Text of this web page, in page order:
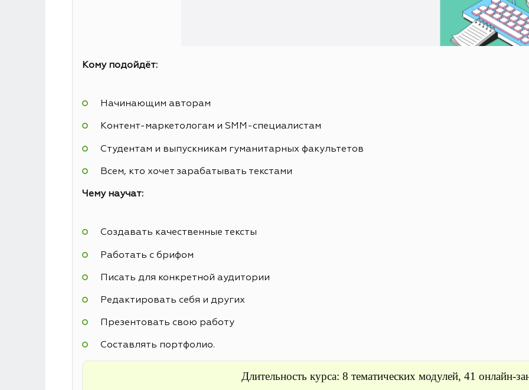
Кому подойдёт:
Начинающим авторам
Контент-маркетологам и SMM-специалистам
Студентам и выпускникам гуманитарных факультетов
Всем, кто хочет зарабатывать текстами
Чему научат:
Создавать качественные тексты
Работать с брифом
Писать для конкретной аудитории
Редактировать себя и других
Презентовать свою работу
Составлять портфолио.
Длительность курса: 8 тематических модулей, 41 онлайн-